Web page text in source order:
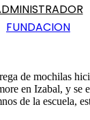
FUNDACION
de mochilas
en Izabal, y se
de la escuela,